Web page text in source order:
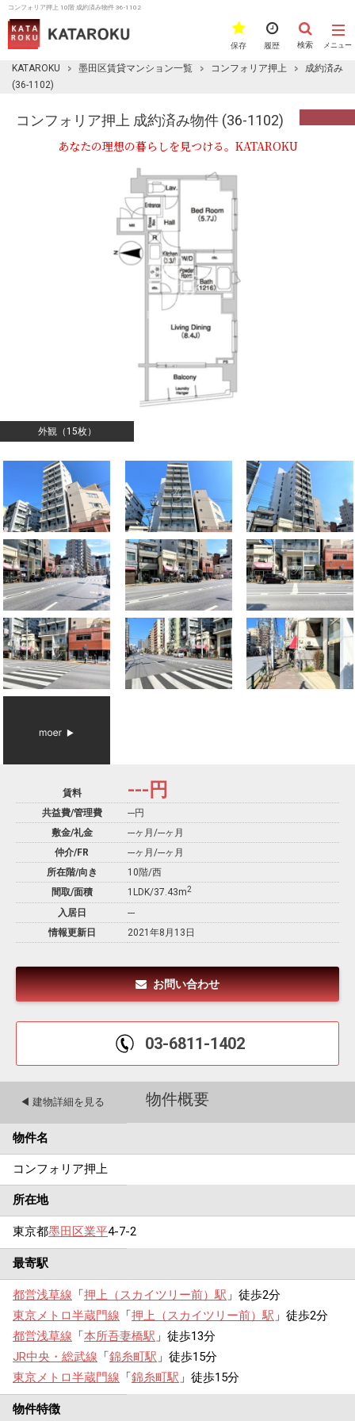
コンフォリア押上 10階 成約済み物件 36-1102
メニュー
検索
履歴
保存
KATAROKU 墨田区賃貸マンション一覧 コンフォリア押上
成約済み
(36-1102)
コンフォリア押上 成約済み物件 (36-1102)
あなたの理想の暮らしを見つける。KATAROKU
外観（15枚）
賃料 --- 円
共益費/管理費
---円
敷金/礼金
---ヶ月 /---ヶ月
仲介/FR
---ヶ月 /---ヶ月
所在階/向き
10階/西
間取/面積
1LDK/37.43m2
入居日
---
情報更新日
2021年8月13日
お問い合わせ
03-6811-1402
物件概要
◀︎ 建物詳細を見る
物件名
コンフォリア押上
所在地
東京都墨田区業平4-7-2
最寄駅
都営浅草線 「押上（スカイツリー前）駅 」徒歩2分
東京メトロ半蔵門線 「押上（スカイツリー前）駅 」徒歩2分
都営浅草線 「本所吾妻橋駅 」徒歩13分
JR中央・総武線 「錦糸町駅 」徒歩15分
東京メトロ半蔵門線 「錦糸町駅 」徒歩15分
物件特徴